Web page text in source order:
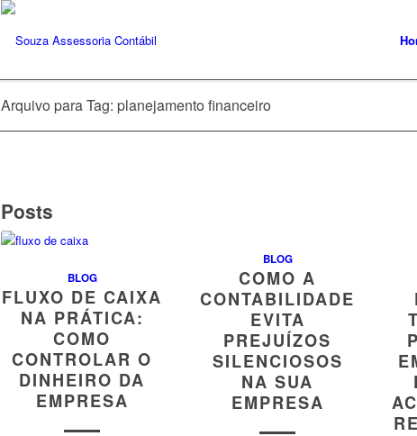
Arquivo para Tag: planejamento financeiro
Posts
BLOG
FLUXO DE CAIXA
NA PRÁTICA:
COMO
CONTROLAR O
DINHEIRO DA
EMPRESA
BLOG
COMO A
CONTABILIDADE
EVITA
PREJUÍZOS
SILENCIOSOS
NA SUA
EMPRESA